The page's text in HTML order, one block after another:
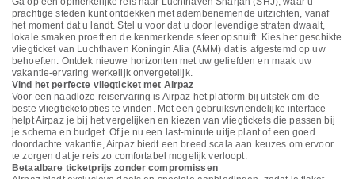
prachtige steden kunt ontdekken met adembenemende uitzichten, vanaf
het moment dat u landt. Stel u voor dat u door levendige straten dwaalt,
lokale smaken proeft en de kenmerkende sfeer opsnuift. Kies het geschikte
vliegticket van Luchthaven Koningin Alia (AMM) dat is afgestemd op uw
behoeften. Ontdek nieuwe horizonten met uw geliefden en maak uw
vakantie-ervaring werkelijk onvergetelijk.
Vind het perfecte vliegticket met Airpaz
Voor een naadloze reiservaring is Airpaz het platform bij uitstek om de
beste vliegticketopties te vinden. Met een gebruiksvriendelijke interface
helpt Airpaz je bij het vergelijken en kiezen van vliegtickets die passen bij
je schema en budget. Of je nu een last-minute uitje plant of een goed
doordachte vakantie, Airpaz biedt een breed scala aan keuzes om ervoor
te zorgen dat je reis zo comfortabel mogelijk verloopt.
Betaalbare ticketprijs zonder compromissen